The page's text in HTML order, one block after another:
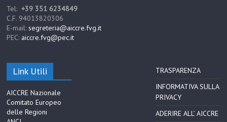
Tel:+39 351 6234849
C.F. 94013820306
E-mail:segreteria@aiccre.fvg.it
PEC: aiccre.fvg@pec.it
Link Utili
AICCRE Nazionale
Comitato Europeo
delle Regioni
TRASPARENZA
INFORMATIVA SULLA
PRIVACY
ADERIRE ALL’ AICCRE